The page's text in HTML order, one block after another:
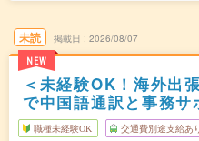
未読
NEW
掲載日 2026/08/07
＜未経験OK！海外出
で中国語通訳と事務サ
職種未経験OK 交通費別途支給あ